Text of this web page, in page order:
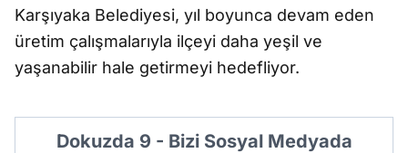
Karşıyaka Belediyesi, yıl boyunca devam eden
üretim çalışmalarıyla ilçeyi daha yeşil ve
yaşanabilir hale getirmeyi hedefliyor.
Dokuzda 9 - Bizi Sosyal Medyada